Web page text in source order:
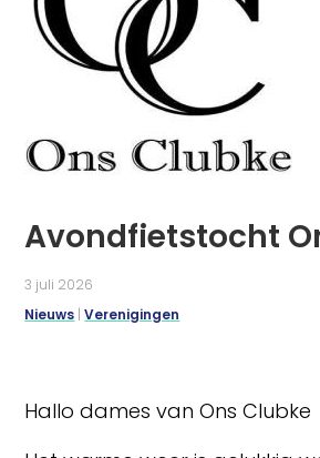
Avondfietstocht
3 juli 2026
Nieuws |Verenigingen
Hallo dames van Ons Clubke